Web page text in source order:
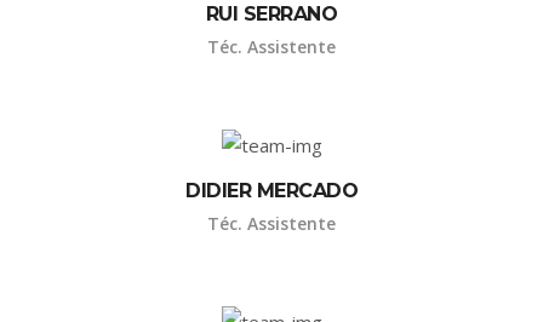
RUI SERRANO
Téc. Assistente
DIDIER MERCADO
Téc. Assistente